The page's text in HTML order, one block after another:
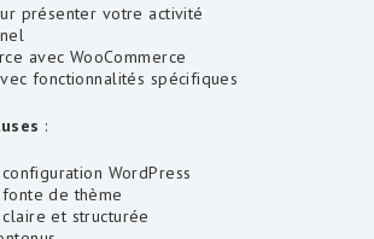
présenter votre activité
avec WooCommerce
fonctionnalités spécifiques
:
WordPress
de thème
et structurée